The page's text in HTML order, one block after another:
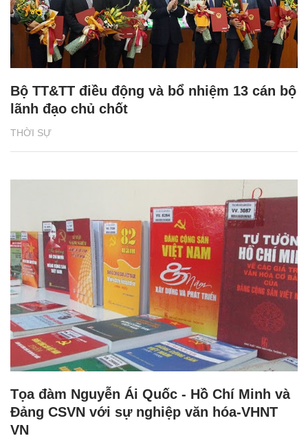
THỜI SỰ
Bộ TT&TT điều động và bổ nhiệm 13 cán bộ
lãnh đạo chủ chốt
Tọa đàm Nguyễn Ái Quốc - Hồ Chí Minh và
Đảng CSVN với sự nghiệp văn hóa-VHNT
VN